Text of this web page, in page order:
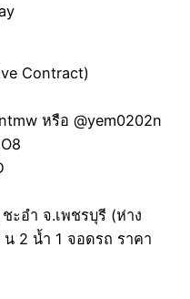
Contract)
หรือ @yem0202n
อำ จ.เพชรบุรี (ห่าง
2 น้ำ 1 จอดรถ ราคา